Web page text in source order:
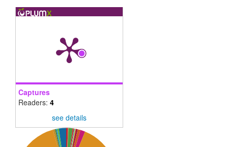
Captures
Readers: 4
see details